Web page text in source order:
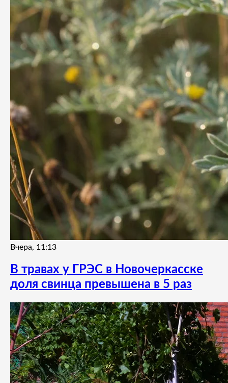
Вчера, 11:13
В травах у ГРЭС в Новочеркасске
доля свинца превышена в 5 раз